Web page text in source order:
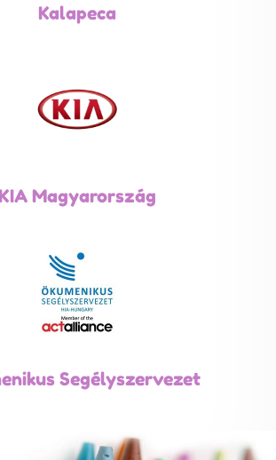
Kalapeca
Magyarország
Segélyszervezet